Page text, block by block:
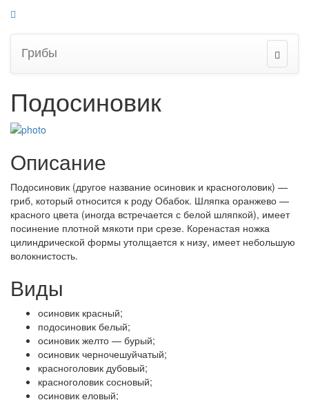
Грибы
Подосиновик
Описание
Подосиновик (другое название осиновик и красноголовик) —
гриб, который относится к роду Обабок. Шляпка оранжево —
красного цвета (иногда встречается с белой шляпкой), имеет
посинение плотной мякоти при срезе. Коренастая ножка
цилиндрической формы утолщается к низу, имеет небольшую
волокнистость.
Виды
осиновик красный;
подосиновик белый;
осиновик желто — бурый;
осиновик черночешуйчатый;
красноголовик дубовый;
красноголовик сосновый;
осиновик еловый;